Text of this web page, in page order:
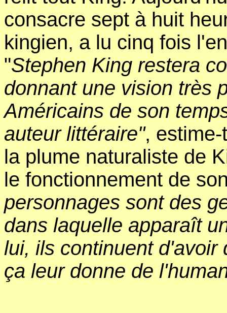
consacre sept à huit
kingien, a lu cinq fois
"Stephen King restera
donnant une vision très
Américains de son
auteur littéraire",
la plume naturaliste de
le fonctionnement de
personnages sont des
dans laquelle apparaît
lui, ils continuent d'avoir
ça leur donne de